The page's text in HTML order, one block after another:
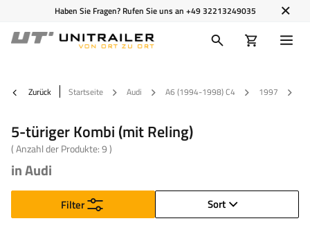
Haben Sie Fragen? Rufen Sie uns an +49 32213249035
Zurück Startseite Audi A6 (1994-1998) C4 1997
5-türiger Kombi (mit Reling)
( Anzahl der Produkte:9)
in Audi
Sort
Filter